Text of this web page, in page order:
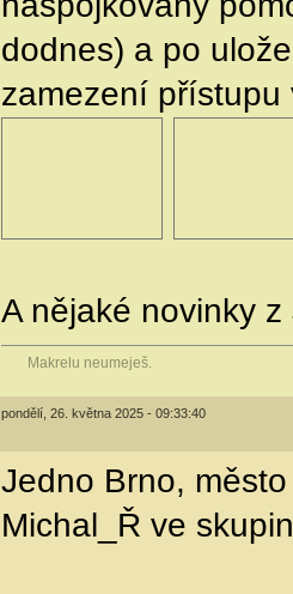
dodnes) a po
zamezení přístupu
A nějaké novinky z
Makrelu neumeješ.
pondělí, 26. května 2025 - 09:33:40
Jedno Brno,
Michal_Ř ve